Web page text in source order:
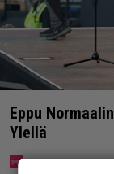
Eppu
Ylellä